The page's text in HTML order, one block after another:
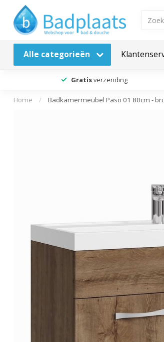
Alle categorieën
Gratisverzending
Home / Badkamermeubel Paso 01 80cm -